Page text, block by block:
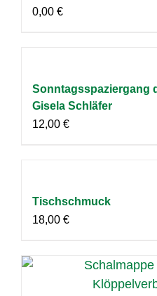
0,00 €
Sonntagsspaziergang
Gisela Schläfer
12,00 €
Tischschmuck
18,00 €